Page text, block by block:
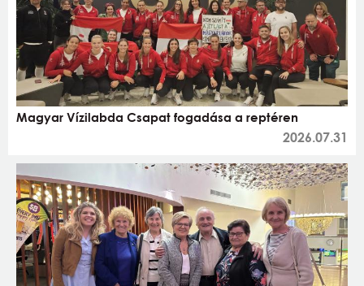
Magyar Vízilabda Csapat fogadása a reptéren
2026.07.31